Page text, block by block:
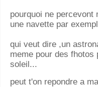
pourquoi ne
une navette par
qui veut dire ,un
meme pour des
soleil...
peut t'on repondre a